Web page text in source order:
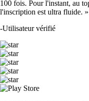
100 fois. Pour l'instant, au
l'inscription est ultra fluide. »
-Utilisateur vérifié